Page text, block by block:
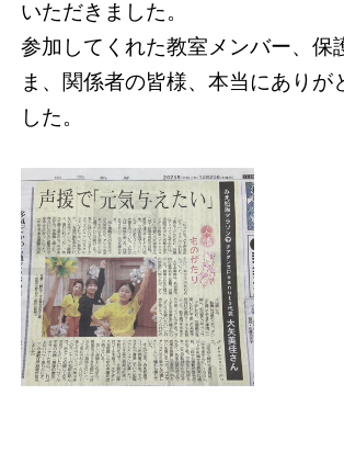
いただきました。
参加してくれた教室メンバー、保
ま、関係者の皆様、本当にありが
した。